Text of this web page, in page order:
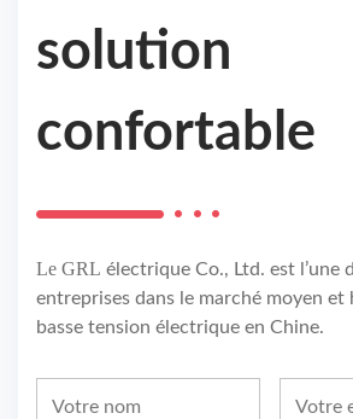
solution
confortable
Le GRL électrique Co., Ltd. est l’une
entreprises dans le marché moyen et
basse tension électrique en Chine.